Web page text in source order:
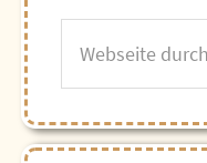
durchsuchen